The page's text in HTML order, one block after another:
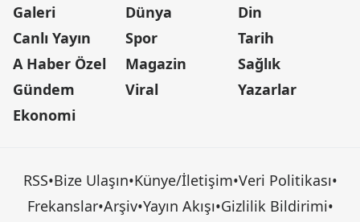
Galeri
Canlı Yayın
A Haber Özel
Gündem
Ekonomi
Dünya
Spor
Magazin
Viral
Din
Tarih
Sağlık
Yazarlar
RSS•Bize Ulaşın•Künye/İletişim•Veri Politikası•
Frekanslar•Arşiv•Yayın Akışı•Gizlilik Bildirimi•